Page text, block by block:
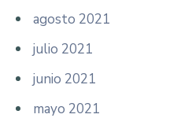
agosto 2021
julio 2021
junio 2021
mayo 2021